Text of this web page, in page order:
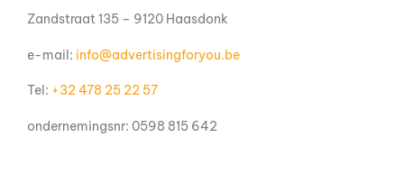
Zandstraat 135 – 9120 Haasdonk
e-mail: info@advertisingforyou.be
Tel: +32 478 25 22 57
ondernemingsnr: 0598 815 642